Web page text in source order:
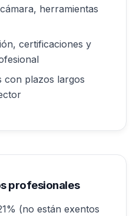
herramientas
certificaciones y
con plazos largos
profesionales
(no están exentos